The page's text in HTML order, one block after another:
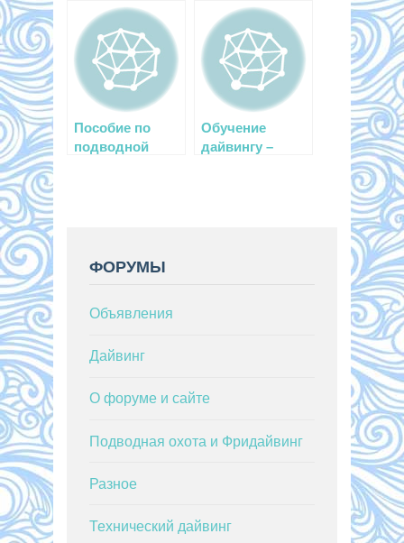
дайвингом
может любой
Пособие по
подводной
Обучение
дайвингу –
ФОРУМЫ
Объявления
Дайвинг
О форуме и сайте
Подводная охота и Фридайвинг
Разное
Технический дайвинг